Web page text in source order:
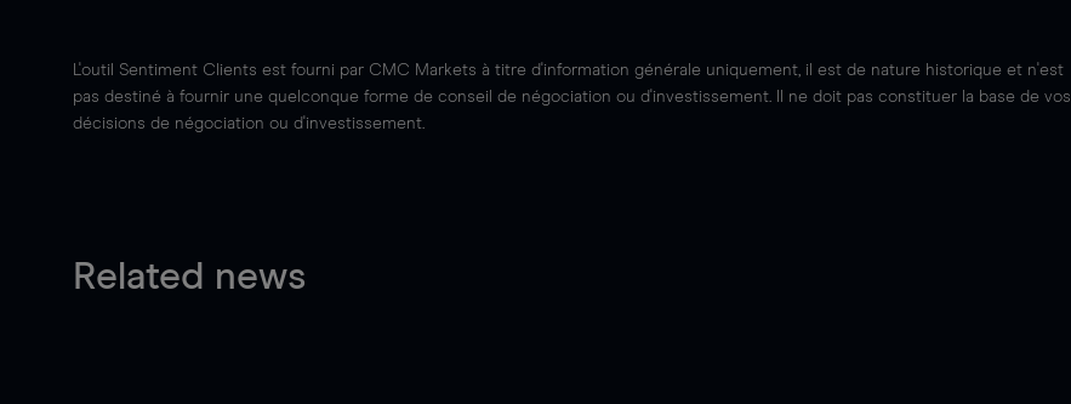
L'outil Sentiment Clients est fourni par CMC Markets à titre d'information générale uniquement, il est de nature historique et n'est
pas destiné à fournir une quelconque forme de conseil de négociation ou d'investissement. Il ne doit pas constituer la base de vos
décisions de négociation ou d'investissement.
Related news